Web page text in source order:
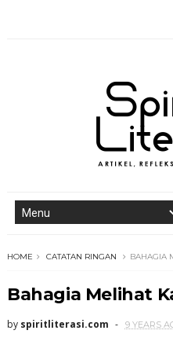
HOME CATATAN RINGAN BAHAGIA
Bahagia Melihat
by spiritliterasi.com 9 YEARS